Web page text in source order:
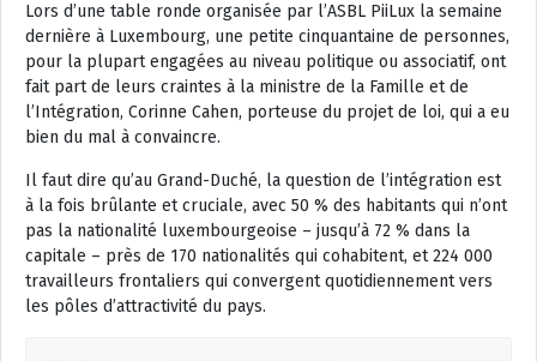
Lors d’une table ronde organisée par l’ASBL PiiLux la semaine
dernière à Luxembourg, une petite cinquantaine de personnes,
pour la plupart engagées au niveau politique ou associatif, ont
fait part de leurs craintes à la ministre de la Famille et de
l’Intégration, Corinne Cahen, porteuse du projet de loi, qui a eu
bien du mal à convaincre.
Il faut dire qu’au Grand-Duché, la question de l’intégration est
à la fois brûlante et cruciale, avec 50 % des habitants qui n’ont
pas la nationalité luxembourgeoise – jusqu’à 72 % dans la
capitale – près de 170 nationalités qui cohabitent, et 224 000
travailleurs frontaliers qui convergent quotidiennement vers
les pôles d’attractivité du pays.